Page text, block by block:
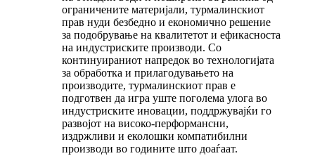
ограничените материјали, турмалинскиот
прав нуди безбедно и економично решение
за подобрување на квалитетот и ефикасноста
на индустриските производи. Со
континуираниот напредок во технологијата
за обработка и прилагодувањето на
производите, турмалинскиот прав е
подготвен да игра уште поголема улога во
индустриските иновации, поддржувајќи го
развојот на високо-перформансни,
издржливи и еколошки компатибилни
производи во годините што доаѓаат.